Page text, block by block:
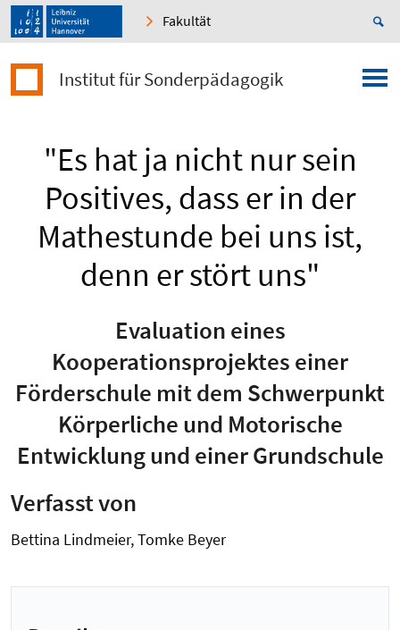
Fakultät
Institut für Sonderpädagogik
"Es hat ja nicht nur sein
Positives, dass er in der
Mathestunde bei uns ist,
denn er stört uns"
Evaluation eines
Kooperationsprojektes einer
Förderschule mit dem Schwerpunkt
Körperliche und Motorische
Entwicklung und einer Grundschule
Verfasst von
Bettina Lindmeier, Tomke Beyer